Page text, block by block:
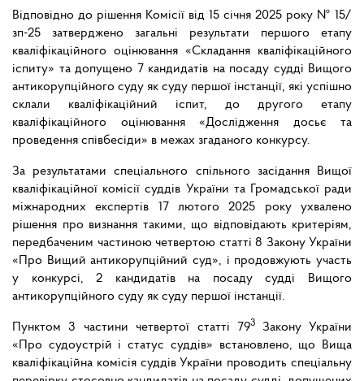
Відповідно до рішення Комісії від 15 січня 2025 року № 15/
зп-25 затверджено загальні результати першого етапу
кваліфікаційного оцінювання «Складання кваліфікаційного
іспиту» та допущено 7 кандидатів на посаду судді Вищого
антикорупційного суду як суду першої інстанції, які успішно
склали кваліфікаційний іспит, до другого етапу
кваліфікаційного оцінювання «Дослідження досьє та
проведення співбесіди» в межах згаданого конкурсу.
За результатами спеціального спільного засідання Вищої
кваліфікаційної комісії суддів України та Громадської ради
міжнародних експертів 17 лютого 2025 року ухвалено
рішення про визнання такими, що відповідають критеріям,
передбаченим частиною четвертою статті 8 Закону України
«Про Вищий антикорупційний суд», і продовжують участь
у конкурсі, 2 кандидатів на посаду судді Вищого
антикорупційного суду як суду першої інстанції.
Пунктом 3 частини четвертої статті 793
Закону України
«Про судоустрій і статус суддів» встановлено, що Вища
кваліфікаційна комісія суддів України проводить спеціальну